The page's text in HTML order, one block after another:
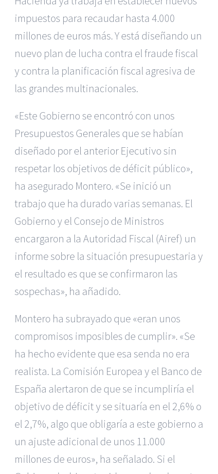
impuestos para recaudar hasta 4.000
millones de euros más. Y está diseñando un
nuevo plan de lucha contra el fraude fiscal
y contra la planificación fiscal agresiva de
las grandes multinacionales.
«Este Gobierno se encontró con unos
Presupuestos Generales que se habían
diseñado por el anterior Ejecutivo sin
respetar los objetivos de déficit público»,
ha asegurado Montero. «Se inició un
trabajo que ha durado varias semanas. El
Gobierno y el Consejo de Ministros
encargaron a la Autoridad Fiscal (Airef) un
informe sobre la situación presupuestaria y
el resultado es que se confirmaron las
sospechas», ha añadido.
Montero ha subrayado que «eran unos
compromisos imposibles de cumplir». «Se
ha hecho evidente que esa senda no era
realista. La Comisión Europea y el Banco de
España alertaron de que se incumpliría el
objetivo de déficit y se situaría en el 2,6% o
el 2,7%, algo que obligaría a este gobierno a
un ajuste adicional de unos 11.000
millones de euros», ha señalado. Si el